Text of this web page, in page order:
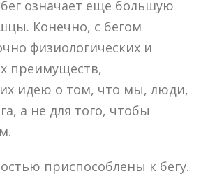
означает еще большую
Конечно, с бегом
физиологических и
преимуществ,
идею о том, что мы, люди,
а не для того, чтобы
приспособлены к бегу.